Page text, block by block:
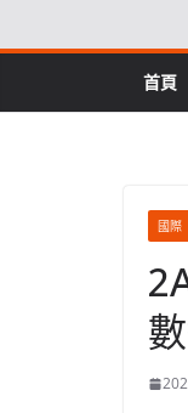
to
首頁
國際